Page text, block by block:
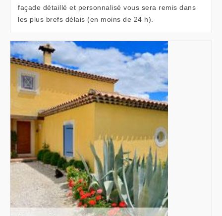
façade détaillé et personnalisé vous sera remis dans
les plus brefs délais (en moins de 24 h).